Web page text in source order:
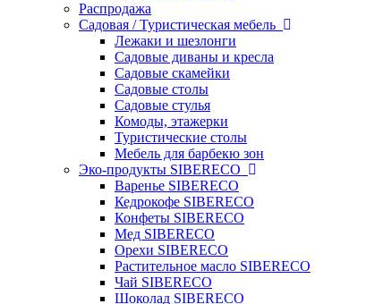
Распродажа
Садовая / Туристическая мебель
Лежаки и шезлонги
Садовые диваны и кресла
Садовые скамейки
Садовые столы
Садовые стулья
Комоды, этажерки
Туристические столы
Мебель для барбекю зон
Эко-продукты SIBERECO
Варенье SIBERECO
Кедрокофе SIBERECO
Конфеты SIBERECO
Мед SIBERECO
Орехи SIBERECO
Растительное масло SIBERECO
Чай SIBERECO
Шоколад SIBERECO